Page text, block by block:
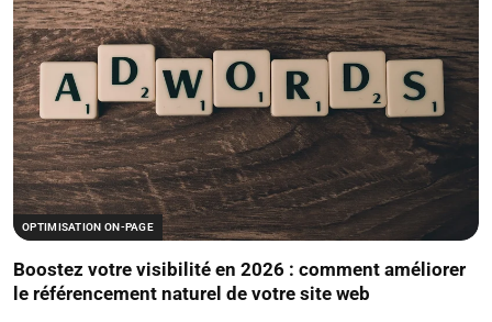
OPTIMISATION ON-PAGE
Boostez votre visibilité en 2026 : comment améliorer
le référencement naturel de votre site web